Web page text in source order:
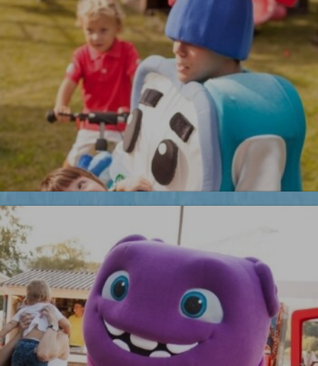
УЗНАТЬ БОЛЬШЕ
УЗНАТЬ БОЛЬШЕ
Робокары
Новинка!
Бесплатная фотосъемка *
УЗНАТЬ БОЛЬШЕ
Бременские музыканты
Лего ниндзяго